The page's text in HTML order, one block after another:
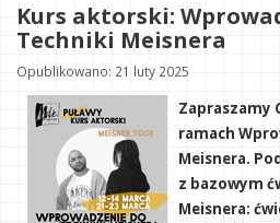
Kurs aktorski:
Techniki Meisnera
Opublikowano: 21 luty 2025
Zapraszamy
ramach
Meisnera.
z bazowym
Meisnera: